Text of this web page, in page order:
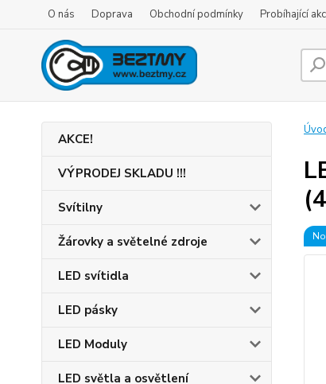
O nás Doprava Obchodní podmínky Probíhající
AKCE!
VÝPRODEJ SKLADU !!!
Svítilny
Žárovky a světelné zdroje
LED svítidla
LED pásky
LED Moduly
LED světla a osvětlení